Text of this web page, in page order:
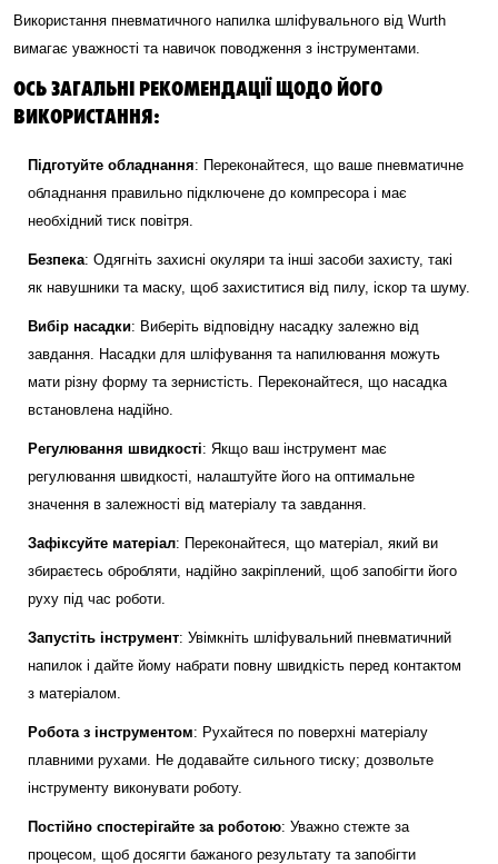
Використання пневматичного напилка шліфувального від Wurth
вимагає уважності та навичок поводження з інструментами.
ОСЬ ЗАГАЛЬНІ РЕКОМЕНДАЦІЇ ЩОДО ЙОГО
ВИКОРИСТАННЯ:
Підготуйте обладнання: Переконайтеся, що ваше пневматичне
обладнання правильно підключене до компресора і має
необхідний тиск повітря.
Безпека: Одягніть захисні окуляри та інші засоби захисту, такі
як навушники та маску, щоб захиститися від пилу, іскор та шуму.
Вибір насадки: Виберіть відповідну насадку залежно від
завдання. Насадки для шліфування та напилювання можуть
мати різну форму та зернистість. Переконайтеся, що насадка
встановлена надійно.
Регулювання швидкості: Якщо ваш інструмент має
регулювання швидкості, налаштуйте його на оптимальне
значення в залежності від матеріалу та завдання.
Зафіксуйте матеріал: Переконайтеся, що матеріал, який ви
збираєтесь обробляти, надійно закріплений, щоб запобігти його
руху під час роботи.
Запустіть інструмент: Увімкніть шліфувальний пневматичний
напилок і дайте йому набрати повну швидкість перед контактом
з матеріалом.
Робота з інструментом: Рухайтеся по поверхні матеріалу
плавними рухами. Не додавайте сильного тиску; дозвольте
інструменту виконувати роботу.
Постійно спостерігайте за роботою: Уважно стежте за
процесом, щоб досягти бажаного результату та запобігти